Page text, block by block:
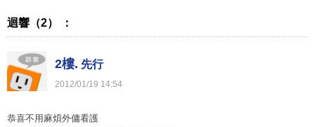
迴響（2） ：
2樓. 先行
2012/01/19 14:54
恭喜不用麻煩外傭看護